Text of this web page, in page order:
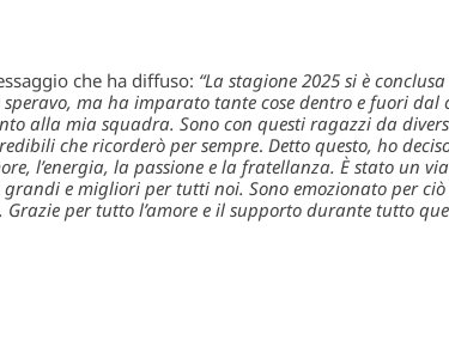
che ha diffuso: “La stagione 2025 si è
speravo, ma ha imparato tante cose dentro e fuori dal
alla mia squadra. Sono con questi ragazzi da
che ricorderò per sempre. Detto questo, ho
l’energia, la passione e la fratellanza. È stato un
grandi e migliori per tutti noi. Sono emozionato per
per tutto l’amore e il supporto durante tutto